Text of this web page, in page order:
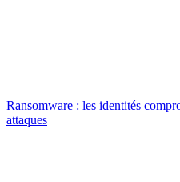
Ransomware : les identités
attaques